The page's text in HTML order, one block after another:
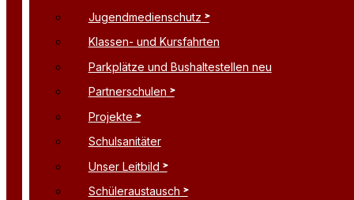
Jugendmedienschutz
Klassen- und Kursfahrten
Parkplätze und Bushaltestellen neu
Partnerschulen
Projekte
Schulsanitäter
Unser Leitbild
Schüleraustausch